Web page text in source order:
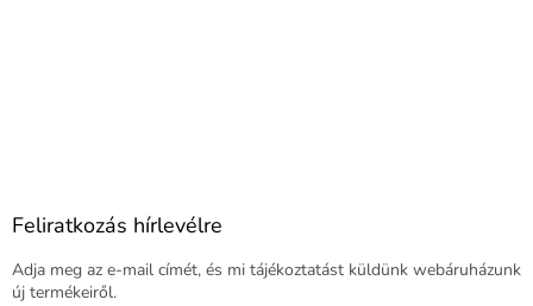
Feliratkozás hírlevélre
Adja meg az e-mail címét, és mi tájékoztatást küldünk webáruházunk
új termékeiről.